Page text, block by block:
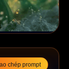
chép prompt